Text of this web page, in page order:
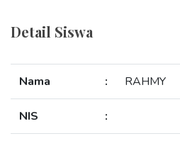
Detail Siswa
Nama : RAHMY
NIS :